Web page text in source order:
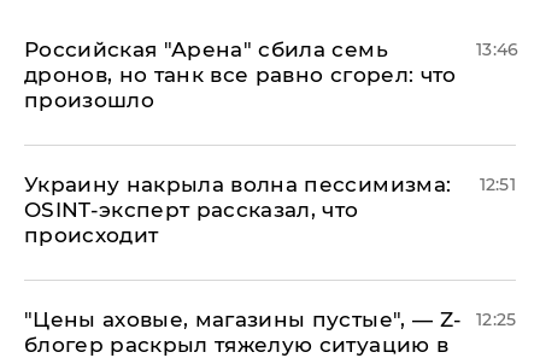
​Российская "Арена" сбила семь
дронов, но танк все равно сгорел: что
произошло
13:46
​Украину накрыла волна пессимизма:
OSINT-эксперт рассказал, что
происходит
12:51
​"Цены аховые, магазины пустые", — Z-
блогер раскрыл тяжелую ситуацию в
12:25